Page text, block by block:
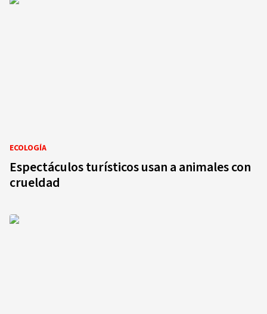
ECOLOGÍA
Espectáculos turísticos usan a animales con
crueldad